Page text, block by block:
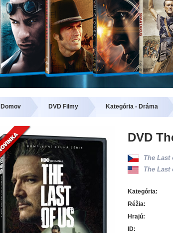
Domov DVD Filmy Kategória - Dráma
DVD
The Last
The Last
Kategória:
Réžia:
Hrajú:
ID: